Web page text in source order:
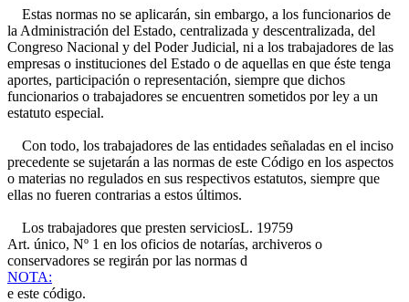
Estas normas no se aplicarán, sin embargo, a los funcionarios de
la Administración del Estado, centralizada y descentralizada, del
Congreso Nacional y del Poder Judicial, ni a los trabajadores de las
empresas o instituciones del Estado o de aquellas en que éste tenga
aportes, participación o representación, siempre que dichos
funcionarios o trabajadores se encuentren sometidos por ley a un
estatuto especial.
Con todo, los trabajadores de las entidades señaladas en el inciso
precedente se sujetarán a las normas de este Código en los aspectos
o materias no regulados en sus respectivos estatutos, siempre que
ellas no fueren contrarias a estos últimos.
Los trabajadores que presten serviciosL. 19759
Art. único, Nº 1 en los oficios de notarías, archiveros o
conservadores se regirán por las normas d
NOTA:
e este código.